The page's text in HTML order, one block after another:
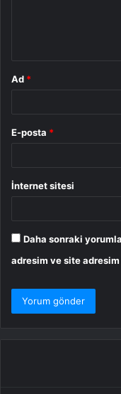
Ad *
E-posta *
İnternet sitesi
Daha sonraki
adresim ve site